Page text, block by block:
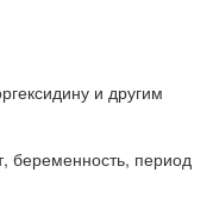
и другим
беременность, период